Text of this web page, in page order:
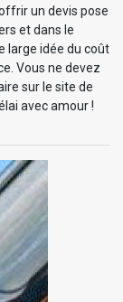
un devis pose
et dans le
large idée du coût
Vous ne devez
sur le site de
avec amour !